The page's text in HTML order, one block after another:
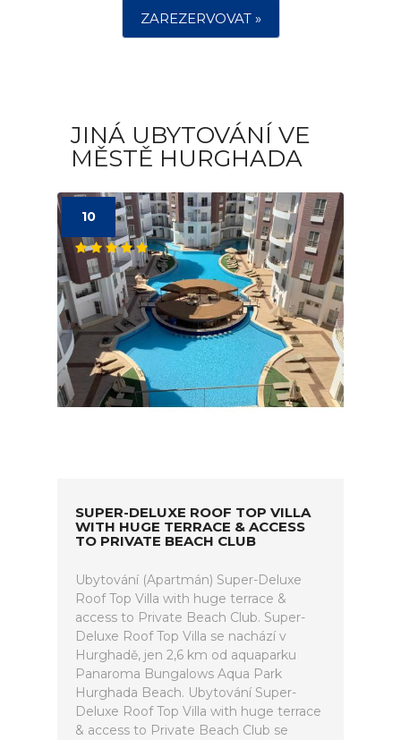
ZAREZERVOVAT »
JINÁ UBYTOVÁNÍ VE
MĚSTĚ HURGHADA
10
SUPER-DELUXE ROOF TOP VILLA
WITH HUGE TERRACE & ACCESS
TO PRIVATE BEACH CLUB
Ubytování (Apartmán) Super-Deluxe
Roof Top Villa with huge terrace &
access to Private Beach Club. Super-
Deluxe Roof Top Villa se nachází v
Hurghadě, jen 2,6 km od aquaparku
Panaroma Bungalows Aqua Park
Hurghada Beach. Ubytování Super-
Deluxe Roof Top Villa with huge terrace
& access to Private Beach Club se